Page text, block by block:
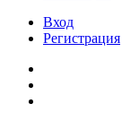
Вход
Регистрация